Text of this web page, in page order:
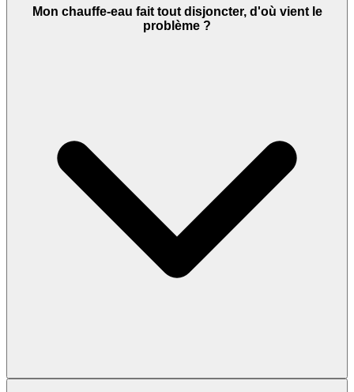
Mon chauffe-eau fait tout disjoncter, d'où vient le
problème ?